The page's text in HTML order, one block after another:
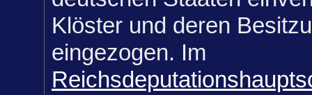
Klöster und deren
eingezogen. Im